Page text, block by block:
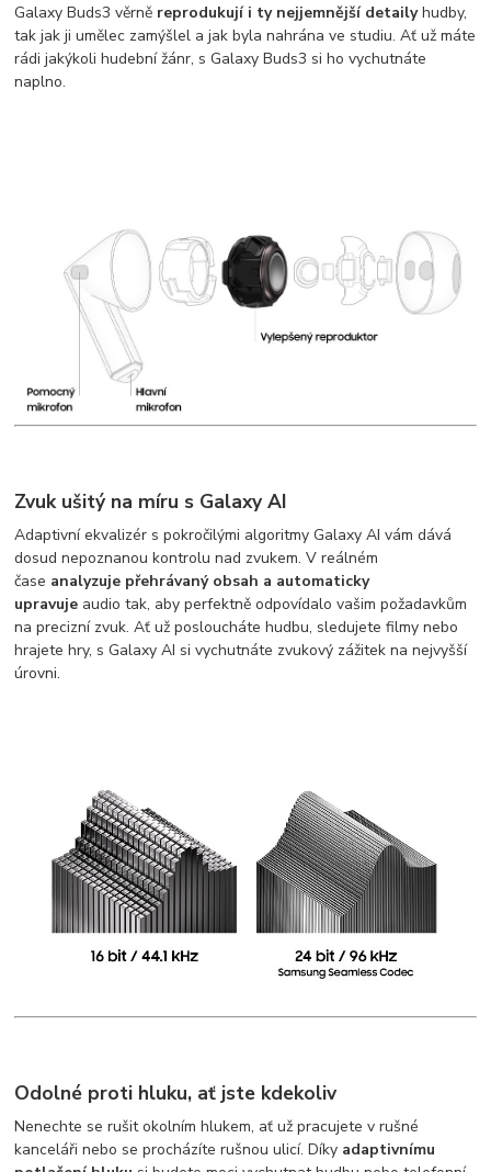
Galaxy Buds3 věrně reprodukují i ty nejjemnější detailyhudby,
tak jak ji umělec zamýšlel a jak byla nahrána ve studiu. Ať už máte
rádi jakýkoli hudební žánr, s Galaxy Buds3 si ho vychutnáte
naplno.
Zvuk ušitý na míru s Galaxy AI
Adaptivní ekvalizér s pokročilými algoritmy Galaxy AI vám dává
dosud nepoznanou kontrolu nad zvukem. V reálném
čase analyzuje přehrávaný obsah a automaticky
upravuje audio tak, aby perfektně odpovídalo vašim požadavkům
na precizní zvuk. Ať už posloucháte hudbu, sledujete filmy nebo
hrajete hry, s Galaxy AI si vychutnáte zvukový zážitek na nejvyšší
úrovni.
Odolné proti hluku, ať jste kdekoliv
Nenechte se rušit okolním hlukem, ať už pracujete v rušné
kanceláři nebo se procházíte rušnou ulicí. Díky adaptivnímu